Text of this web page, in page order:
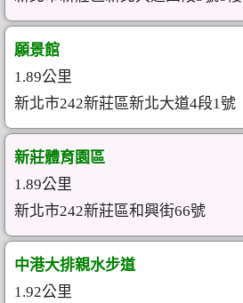
願景館
1.89公里
新北市242新莊區新北大道4段1號
新莊體育園區
1.89公里
新北市242新莊區和興街66號
中港大排親水步道
1.92公里